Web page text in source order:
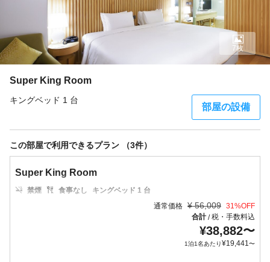
Super King Room
キングベッド 1 台
部屋の設備
7枚
この部屋で利用できるプラン （3件）
Super King Room
禁煙 食事なし
キングベッド 1 台
通常価格 ¥ 56,009 31%OFF
合計/税・手数料込
¥38,882〜
1泊1名あたり¥19,441〜